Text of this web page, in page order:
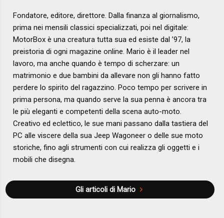
Fondatore, editore, direttore. Dalla finanza al giornalismo,
prima nei mensili classici specializzati, poi nel digitale:
MotorBox è una creatura tutta sua ed esiste dal ’97, la
preistoria di ogni magazine online. Mario è il leader nel
lavoro, ma anche quando è tempo di scherzare: un
matrimonio e due bambini da allevare non gli hanno fatto
perdere lo spirito del ragazzino. Poco tempo per scrivere in
prima persona, ma quando serve la sua penna è ancora tra
le più eleganti e competenti della scena auto-moto.
Creativo ed eclettico, le sue mani passano dalla tastiera del
PC alle viscere della sua Jeep Wagoneer o delle sue moto
storiche, fino agli strumenti con cui realizza gli oggetti e i
mobili che disegna.
Gli articoli di Mario